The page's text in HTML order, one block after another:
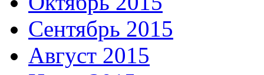
Сентябрь 2015
Август 2015